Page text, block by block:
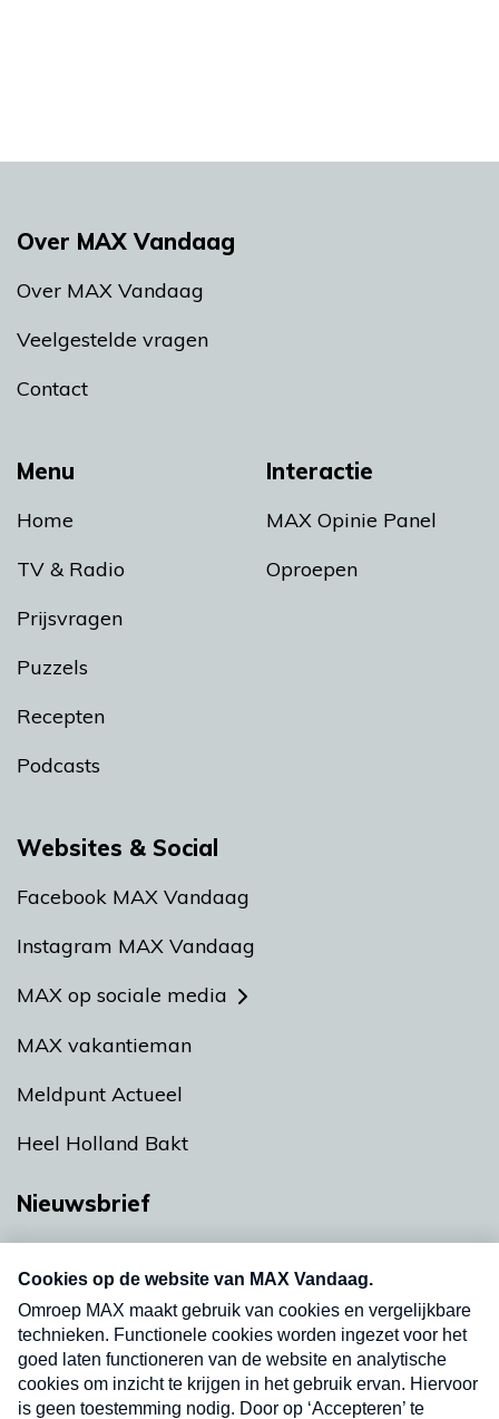
Menu
Home
TV & Radio
Prijsvragen
Puzzels
Recepten
Podcasts
Interactie
MAX Opinie Panel
Oproepen
Over MAX Vandaag
Over MAX Vandaag
Veelgestelde vragen
Contact
Websites & Social
Facebook MAX Vandaag
Instagram MAX Vandaag
MAX op sociale media
MAX vakantieman
Meldpunt Actueel
Heel Holland Bakt
Nieuwsbrief
nieuwsbrief. Elke vrijdag- en dinsdagochtend in
uw mailbox.
Verzend